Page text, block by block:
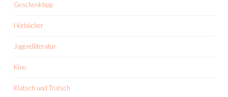
Geschenktipp
Hörbücher
Jugendliteratur
Kino
Klatsch und Tratsch